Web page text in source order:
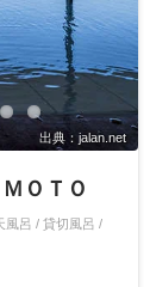
出典：jalan.net
ＯＴＯ
風呂 / 貸切風呂 /